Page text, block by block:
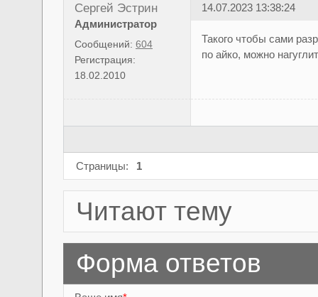
Сергей Эстрин
Администратор
Сообщений: 604
Регистрация:
18.02.2010
14.07.2023 13:38:24
Такого чтобы сами
по айко, можно
Страницы: 1
Читают тему
Форма ответов